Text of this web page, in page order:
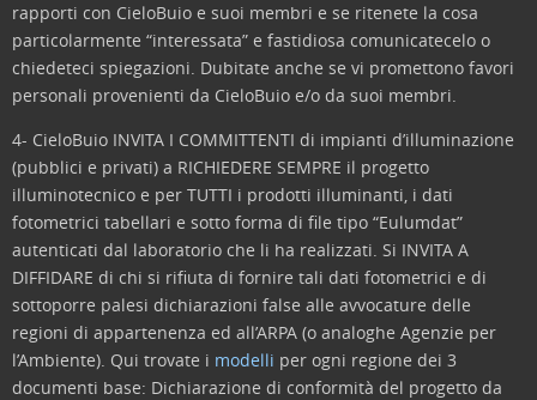
rapporti con CieloBuio e suoi membri e se ritenete la cosa
particolarmente “interessata” e fastidiosa comunicatecelo o
chiedeteci spiegazioni. Dubitate anche se vi promettono favori
personali provenienti da CieloBuio e/o da suoi membri.
4- CieloBuio INVITA I COMMITTENTI di impianti d’illuminazione
(pubblici e privati) a RICHIEDERE SEMPRE il progetto
illuminotecnico e per TUTTI i prodotti illuminanti, i dati
fotometrici tabellari e sotto forma di file tipo “Eulumdat”
autenticati dal laboratorio che li ha realizzati. Si INVITA A
DIFFIDARE di chi si rifiuta di fornire tali dati fotometrici e di
sottoporre palesi dichiarazioni false alle avvocature delle
regioni di appartenenza ed all’ARPA (o analoghe Agenzie per
l’Ambiente). Qui trovate i modelli per ogni regione dei 3
documenti base: Dichiarazione di conformità del progetto da